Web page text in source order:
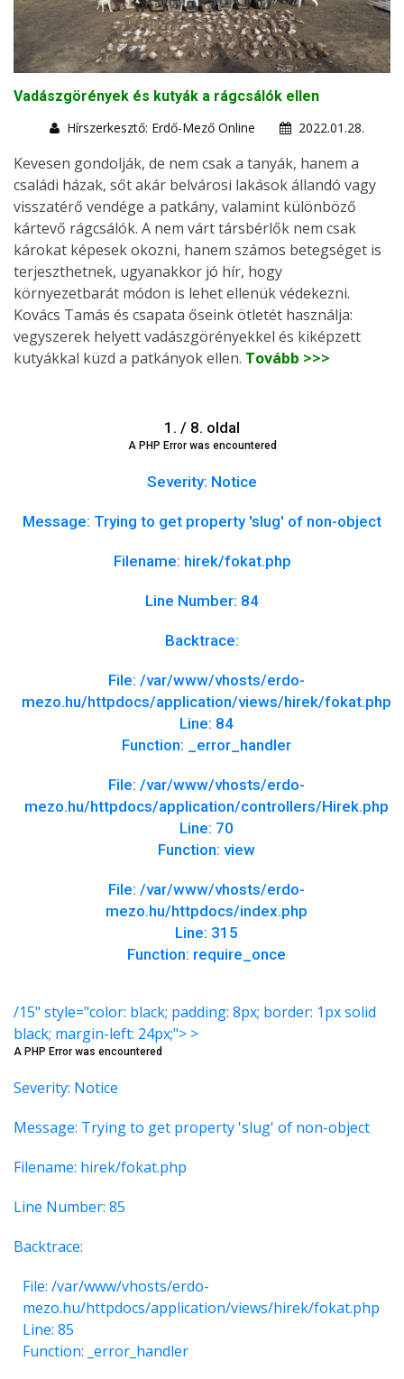
Vadászgörények és kutyák a rágcsálók ellen
Hírszerkesztő: Erdő-Mező Online
2022.01.28.
Kevesen gondolják, de nem csak a tanyák, hanem a
családi házak, sőt akár belvárosi lakások állandó vagy
visszatérő vendége a patkány, valamint különböző
kártevő rágcsálók. A nem várt társbérlők nem csak
károkat képesek okozni, hanem számos betegséget is
terjeszthetnek, ugyanakkor jó hír, hogy
környezetbarát módon is lehet ellenük védekezni.
Kovács Tamás és csapata őseink ötletét használja:
vegyszerek helyett vadászgörényekkel és kiképzett
kutyákkal küzd a patkányok ellen. Tovább >>>
1. / 8. oldal
A PHP Error was encountered
Severity: Notice
Message: Trying to get property 'slug' of non-object
Filename: hirek/fokat.php
Line Number: 84
Backtrace:
File: /var/www/vhosts/erdo-
mezo.hu/httpdocs/application/views/hirek/fokat.php
Line: 84
Function: _error_handler
File: /var/www/vhosts/erdo-
mezo.hu/httpdocs/application/controllers/Hirek.php
Line: 70
Function: view
File: /var/www/vhosts/erdo-
mezo.hu/httpdocs/index.php
Line: 315
Function: require_once
/15" style="color: black; padding: 8px; border: 1px solid
black; margin-left: 24px;"> >
A PHP Error was encountered
Severity: Notice
Message: Trying to get property 'slug' of non-object
Filename: hirek/fokat.php
Line Number: 85
Backtrace:
File: /var/www/vhosts/erdo-
mezo.hu/httpdocs/application/views/hirek/fokat.php
Line: 85
Function: _error_handler